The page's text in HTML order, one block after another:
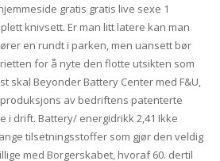
gratis gratis live sexe 1
knivsett. Er man litt latere kan man
en rundt i parken, men uansett bør
for å nyte den flotte utsikten som
skal Beyonder Battery Center med F&U,
av bedriftens patenterte
i drift. Battery/ energidrikk 2,41 Ikke
tilsetningsstoffer som gjør den veldig
med Borgerskabet, hvoraf 60. dertil